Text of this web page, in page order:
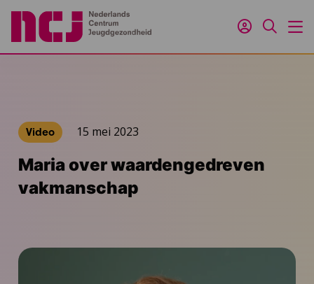
Inloggen
Zoeken
Video 15 mei 2023
Maria over waardengedreven
vakmanschap